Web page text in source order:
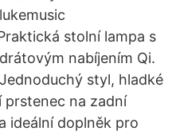
stolní lampa s
nabíjením Qi.
styl, hladké
prstenec na zadní
ideální doplněk pro